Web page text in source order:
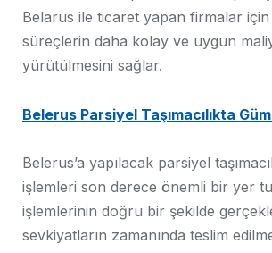
Belarus ile ticaret yapan firmalar için
süreçlerin daha kolay ve uygun
yürütülmesini sağlar.
Belerus Parsiyel Taşımacılıkta
Belerus’a yapılacak parsiyel
işlemleri son derece önemli bir yer
işlemlerinin doğru bir şekilde
sevkiyatların zamanında teslim